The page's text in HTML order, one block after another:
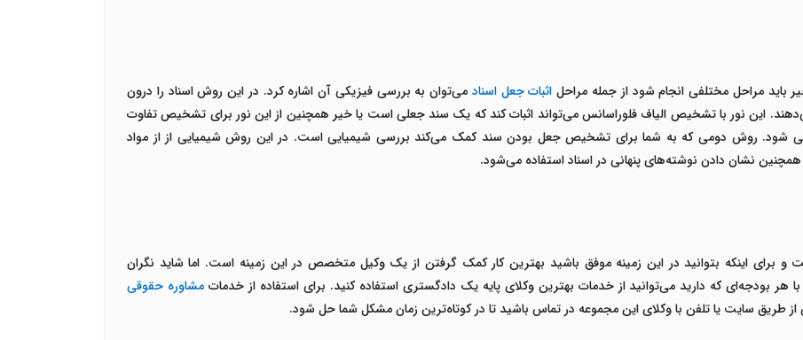
باید مراحل مختلفی انجام شود از جمله مراحل اثبات جعل اسناد می‌توان به بررسی فیزیکی آن اشاره کرد. در این روش اسناد را درون
این نور با تشخیص الیاف فلوراسانس می‌تواند اثبات کند که یک سند جعلی است یا خیر همچنین از این نور برای تشخیص تفاوت
شود. روش دومی که به شما برای تشخیص جعل بودن سند کمک می‌کند بررسی شیمیایی است. در این روش شیمیایی از از مواد
نشان دادن نوشته‌های پنهانی در اسناد استفاده می‌شود.
و برای اینکه بتوانید در این زمینه موفق باشید بهترین کار کمک گرفتن از یک وکیل متخصص در این زمینه است. اما شاید نگران
هر بودجه‌ای که دارید می‌توانید از خدمات بهترین وکلای پایه یک دادگستری استفاده کنید. برای استفاده از خدماتمشاوره حقوقی
سایت یا تلفن با وکلای این مجموعه در تماس باشید تا در کوتاه‌ترین زمان مشکل شما حل شود.